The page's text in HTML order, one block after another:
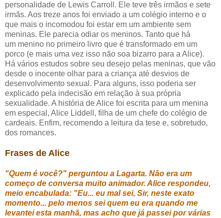
personalidade de Lewis Carroll. Ele teve três irmãos e sete
irmãs. Aos treze anos foi enviado a um colégio interno e o
que mais o incomodou foi estar em um ambiente sem
meninas. Ele parecia odiar os meninos. Tanto que há
um menino no primeiro livro que é transformado em um
porco (e mais uma vez isso não soa bizarro para a Alice).
Há vários estudos sobre seu desejo pelas meninas, que vão
desde o inocente olhar para a criança até desvios de
desenvolvimento sexual. Para alguns, isso poderia ser
explicado pela indecisão em relação à sua própria
sexualidade. A história de Alice foi escrita para um menina
em especial, Alice Liddell, filha de um chefe do colégio de
cardeais. Enfim, recomendo a leitura da tese e, sobretudo,
dos romances.
Frases de Alice
"Quem é você?" perguntou a Lagarta. Não era um
começo de conversa muito animador. Alice respondeu,
meio encabulada: "Eu... eu mal sei, Sir, neste exato
momento... pelo menos sei quem eu era quando me
levantei esta manhã, mas acho que já passei por várias